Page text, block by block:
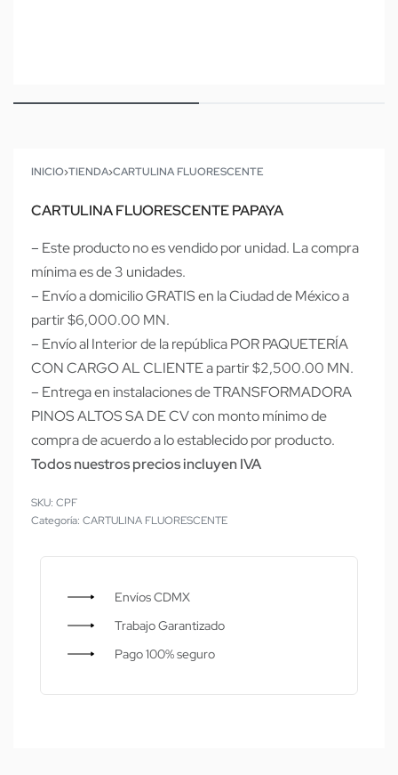
INICIO›TIENDA›CARTULINA FLUORESCENTE
CARTULINA FLUORESCENTE PAPAYA
– Este producto no es vendido por unidad. La compra
mínima es de 3 unidades.
– Envío a domicilio GRATIS en la Ciudad de México a
partir $6,000.00 MN.
– Envío al Interior de la república POR PAQUETERÍA
CON CARGO AL CLIENTE a partir $2,500.00 MN.
– Entrega en instalaciones de TRANSFORMADORA
PINOS ALTOS SA DE CV con monto mínimo de
compra de acuerdo a lo establecido por producto.
Todos nuestros precios incluyen IVA
CPF
Categoría: CARTULINA FLUORESCENTE
Envíos CDMX
Trabajo Garantizado
Pago 100% seguro